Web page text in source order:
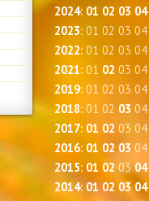
2024: 01 02 03 04
2023: 01 02 03 04
2022: 01 02 03 04
2021: 01 02 03 04
2019: 01 02 03 04
2018: 01 02 03 04
2017: 01 02 03 04
2016: 01 02 03 04
2015: 01 02 03 04
2014: 01 02 03 04